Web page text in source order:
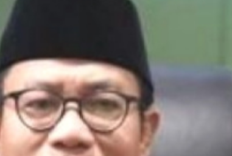
Direksi Delta Tirta Yang Profesional Dan Kapabel, Komisi B Dua